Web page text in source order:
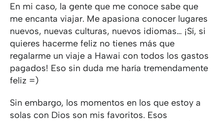
En mi caso, la gente que me conoce sabe que
me encanta viajar. Me apasiona conocer lugares
nuevos, nuevas culturas, nuevos idiomas… ¡Sí, si
quieres hacerme feliz no tienes más que
regalarme un viaje a Hawai con todos los gastos
pagados! Eso sin duda me haría tremendamente
feliz =)
Sin embargo, los momentos en los que estoy a
solas con Dios son mis favoritos. Esos